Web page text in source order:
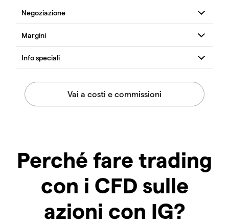
Perché fare trading
con i CFD sulle
azioni con IG?